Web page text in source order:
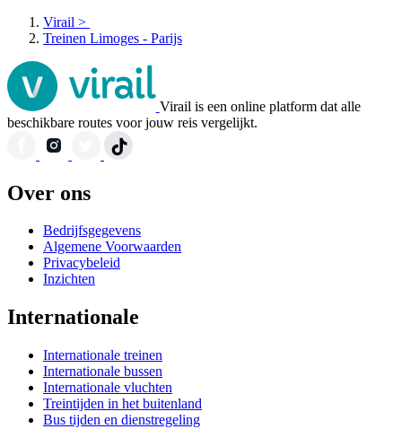
Virail >
Treinen Limoges - Parijs
Virail is een online platform dat alle
beschikbare routes voor jouw reis vergelijkt.
Over ons
Bedrijfsgegevens
Algemene Voorwaarden
Privacybeleid
Inzichten
Internationale
Internationale treinen
Internationale bussen
Internationale vluchten
Treintijden in het buitenland
Bus tijden en dienstregeling